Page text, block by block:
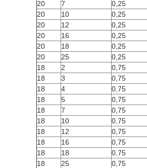
20
7 0,25
20
10 0,25
20
12 0,25
20
16 0,25
20
18 0,25
20
25 0,25
18
2 0,75
18
3 0,75
18
4 0,75
18
5 0,75
18
7 0,75
18
10 0,75
18
12 0,75
18
16 0,75
18
18 0,75
18
25 0,75